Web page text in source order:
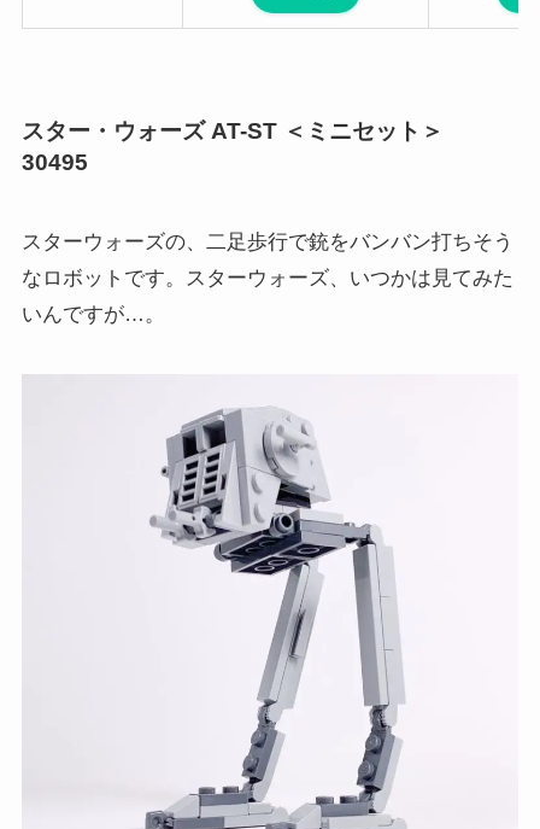
スター・ウォーズ AT-ST ＜ミニセット＞
30495
スターウォーズの、二足歩行で銃をバンバン打ちそう
なロボットです。スターウォーズ、いつかは見てみた
いんですが…。